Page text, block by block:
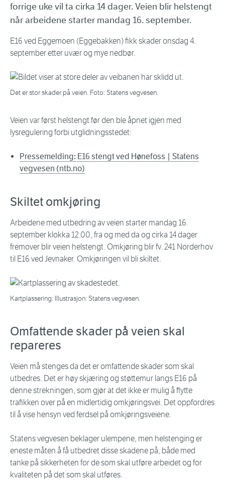
forrige uke vil ta cirka 14 dager. Veien blir helstengt
når arbeidene starter mandag 16. september.
E16 ved Eggemoen (Eggebakken) fikk skader onsdag 4.
september etter uvær og mye nedbør.
Det er stor skader på veien. Foto: Statens vegvesen.
Veien var først helstengt før den ble åpnet igjen med
lysregulering forbi utglidningsstedet:
Pressemelding: E16 stengt ved Hønefoss | Statens
vegvesen (ntb.no)
Skiltet omkjøring
Arbeidene med utbedring av veien starter mandag 16.
september klokka 12.00, fra og med da og cirka 14 dager
fremover blir veien helstengt. Omkjøring blir fv. 241 Norderhov
til E16 ved Jevnaker. Omkjøringen vil bli skiltet.
Kartplassering. Illustrasjon: Statens vegvesen.
Omfattende skader på veien skal
repareres
Veien må stenges da det er omfattende skader som skal
utbedres. Det er høy skjæring og støttemur langs E16 på
denne strekningen, som gjør at det ikke er mulig å flytte
trafikken over på en midlertidig omkjøringsvei. Det oppfordres
til å vise hensyn ved ferdsel på omkjøringsveiene.
Statens vegvesen beklager ulempene, men helstenging er
eneste måten å få utbedret disse skadene på, både med
tanke på sikkerheten for de som skal utføre arbeidet og for
kvaliteten på det som skal utføres.